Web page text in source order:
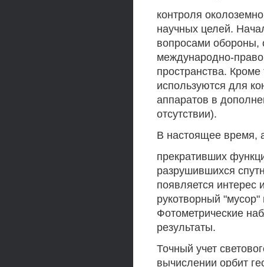
контроля
научных целей.
вопросами обороны,
международно-
пространства.
используются для
аппаратов в
отсутствии).
В настоящее время,
прекративших
разрушившихся
появляется интерес
рукотворный
Фотометрические
результаты.
Точный учет
вычислении орбит